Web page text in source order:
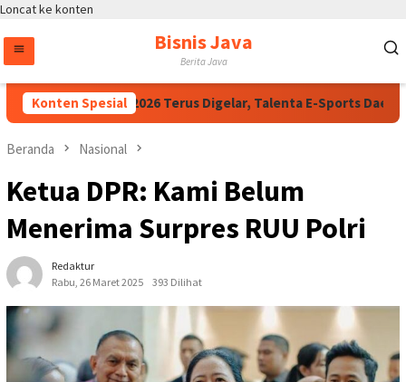
Loncat ke konten
Bisnis Java
Berita Java
Konten Spesial
Kapolri Cup 2026 Terus Digelar, Talenta E-Sports Daerah
Beranda Nasional
Ketua DPR: Kami Belum
Menerima Surpres RUU Polri
Redaktur
Rabu, 26 Maret 2025
393 Dilihat